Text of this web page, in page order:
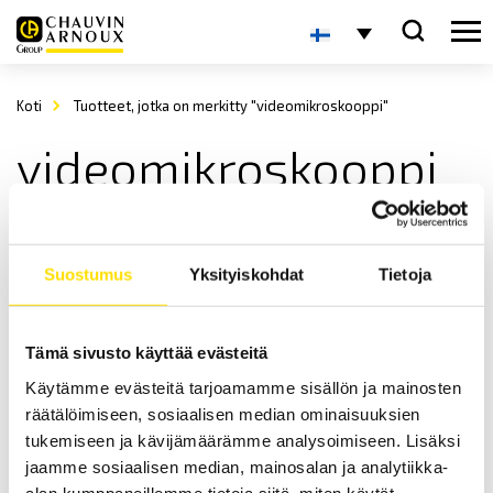
Suostumus Yksityiskohdat Tietoja
Tämä sivusto käyttää evästeitä
Käytämme evästeitä tarjoamamme sisällön ja mainosten
räätälöimiseen, sosiaalisen median ominaisuuksien
tukemiseen ja kävijämäärämme analysoimiseen. Lisäksi
jaamme sosiaalisen median, mainosalan ja analytiikka-
Koti Tuotteet, jotka on merkitty "videomikroskooppi"
videomikroskooppi
KERN OIV 3 Videomikroskooppi
Objektiivi ,7 x -4,5 x Optinen -17-110 x Digitaalinen